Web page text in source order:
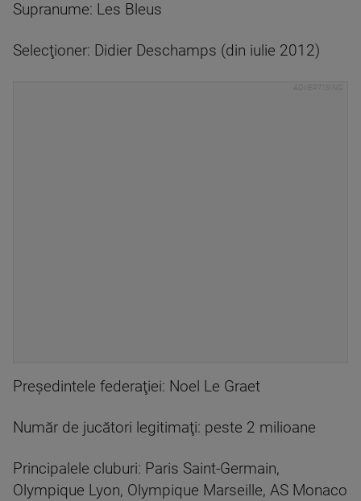
Supranume: Les Bleus
Selecţioner: Didier Deschamps (din iulie 2012)
Preşedintele federaţiei: Noel Le Graet
Număr de jucători legitimaţi: peste 2 milioane
Principalele cluburi: Paris Saint-Germain,
Olympique Lyon, Olympique Marseille, AS Monaco